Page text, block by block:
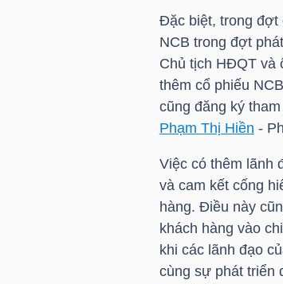
Đặc biệt, trong đợt
NCB trong đợt
Chủ tịch HĐQT và
thêm cổ phiếu
cũng đăng ký
Phạm Thị Hiền -
Việc có thêm lãnh
và cam kết cống
hàng. Điều này
khách hàng vào
khi các lãnh đạo
cùng sự phát triển